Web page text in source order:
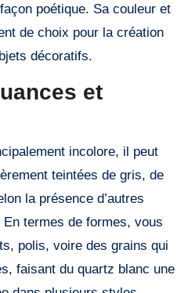
poétique. Sa couleur et
de choix pour la création
décoratifs.
et
incolore, il peut
teintées de gris, de
la présence d’autres
termes de formes, vous
polis, voire des grains qui
faisant du quartz blanc une